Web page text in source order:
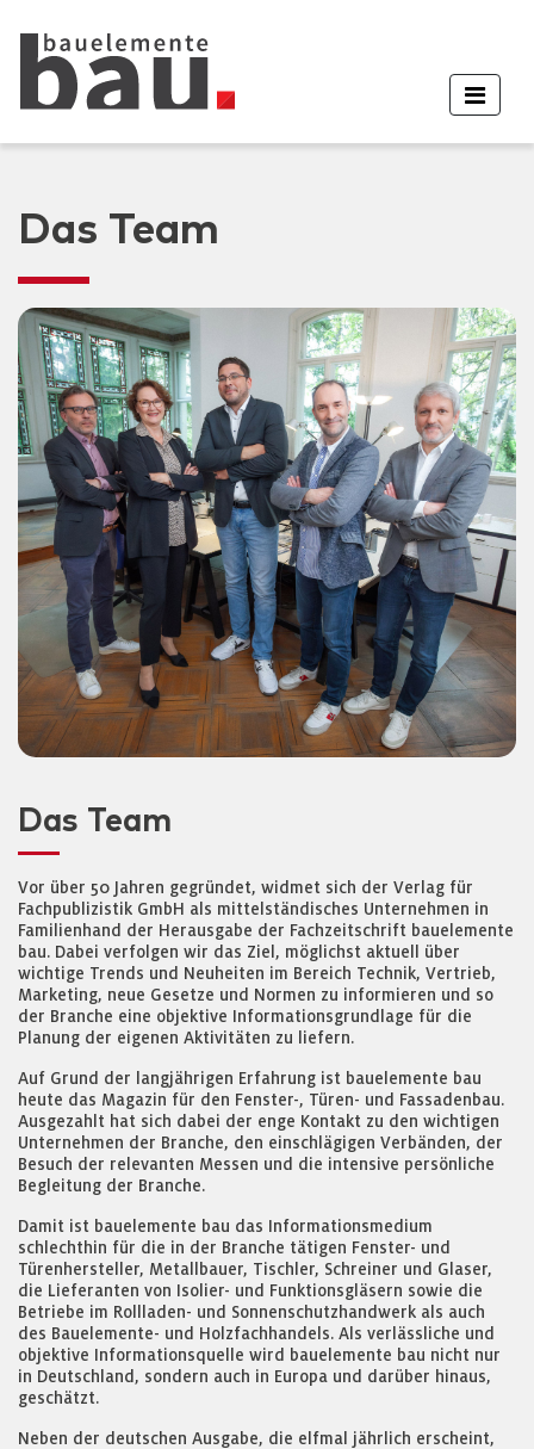
Das Team
Das Team
Vor über 50 Jahren gegründet, widmet sich der Verlag für
Fachpublizistik GmbH als mittelständisches Unternehmen in
Familienhand der Herausgabe der Fachzeitschrift bauelemente
bau. Dabei verfolgen wir das Ziel, möglichst aktuell über
wichtige Trends und Neuheiten im Bereich Technik, Vertrieb,
Marketing, neue Gesetze und Normen zu informieren und so
der Branche eine objektive Informationsgrundlage für die
Planung der eigenen Aktivitäten zu liefern.
Auf Grund der langjährigen Erfahrung ist bauelemente bau
heute das Magazin für den Fenster-, Türen- und Fassadenbau.
Ausgezahlt hat sich dabei der enge Kontakt zu den wichtigen
Unternehmen der Branche, den einschlägigen Verbänden, der
Besuch der relevanten Messen und die intensive persönliche
Begleitung der Branche.
Damit ist bauelemente bau das Informationsmedium
schlechthin für die in der Branche tätigen Fenster- und
Türenhersteller, Metallbauer, Tischler, Schreiner und Glaser,
die Lieferanten von Isolier- und Funktionsgläsern sowie die
Betriebe im Rollladen- und Sonnenschutzhandwerk als auch
des Bauelemente- und Holzfachhandels. Als verlässliche und
objektive Informationsquelle wird bauelemente bau nicht nur
in Deutschland, sondern auch in Europa und darüber hinaus,
geschätzt.
Neben der deutschen Ausgabe, die elfmal jährlich erscheint,